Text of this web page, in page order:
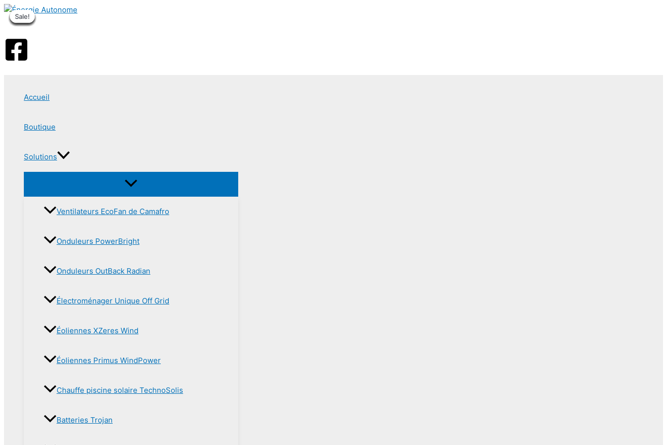
Aller
au
Accueil
Boutique
Solutions
Ventilateurs EcoFan de Camafro
Onduleurs PowerBright
Onduleurs OutBack Radian
Électroménager Unique Off Grid
Éoliennes XZeres Wind
Éoliennes Primus WindPower
Chauffe piscine solaire TechnoSolis
Batteries Trojan
Sale!
Sale!
Sale!
Sale!
Sale!
Sale!
Sale!
Sale!
Sale!